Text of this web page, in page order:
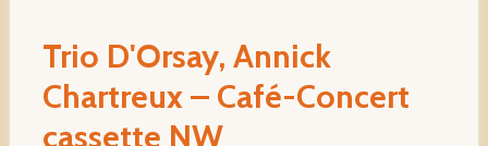
Trio D'Orsay, Annick
Chartreux – Café-Concert
cassette NW